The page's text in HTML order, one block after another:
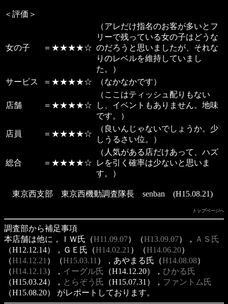
＜評価＞
女の子 ＝★★★★☆
（アレだけ指名のお客が多いとフ
リーで残っている女の子はどうな
のだろうと思いましたが、それな
りのレベルを維持していまし
た。）
サービス
＝★★★★☆ （なかなかです）
店舗 ＝★★★★☆
（ここはティッシュ配りもない
し、イベントもありません。地味
です。）
店員 ＝★★★★☆
（良いんじゃないでしょうか。少
しうるさい位。）
総合 ＝★★★★☆
（人気がある店だけあって、ハズ
レを引く確率は少ないと思いま
す。）
東京西支部 東京西機動調査隊長 senban (H15.08.21)
トップページへ
調査部から補足事項
本店舗は他に，ＩＷ氏（H11.09.07）（H13.09.07），
ＡＳ氏
（H12.12.14），ＧＥ氏（H14.02.21 ）（H14.06.20）
（H14.12.21 ）（H15.03.11 ），あやまる氏（H14.08.08）
（H14.12.13）， イーグル氏 （H14.12.20）， ひかる氏
（H15.03.24）， とらぞう氏 （H15.07.31）， ファントム氏
（H15.08.20） がレポートしております。